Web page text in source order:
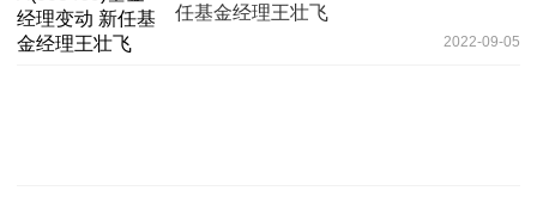
任基金经理王壮飞
2022-09-05